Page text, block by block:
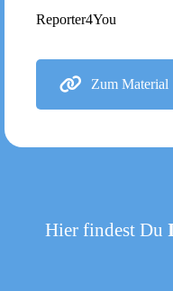
Reporter4You
Zum Material
Hier findest Du